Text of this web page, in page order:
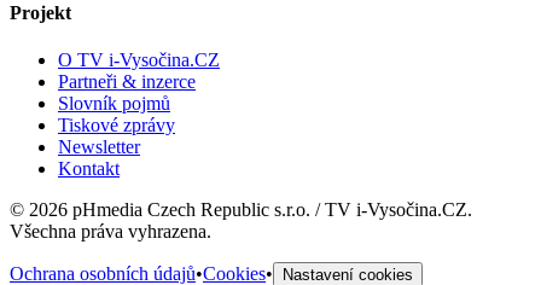
Projekt
O TV i-Vysočina.CZ
Partneři & inzerce
Slovník pojmů
Tiskové zprávy
Newsletter
Kontakt
© 2026 pHmedia Czech Republic s.r.o. / TV i-Vysočina.CZ.
Všechna práva vyhrazena.
Ochrana osobních údajů•Cookies• Nastavení cookies